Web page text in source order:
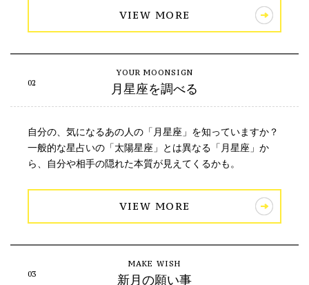
VIEW MORE
月星座を調べる
自分の、気になるあの人の「月星座」を知っていますか？
一般的な星占いの「太陽星座」とは異なる「月星座」か
ら、自分や相手の隠れた本質が見えてくるかも。
VIEW MORE
新月の願い事